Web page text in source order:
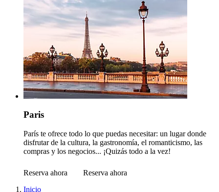
Paris
París te ofrece todo lo que puedas necesitar: un lugar donde
disfrutar de la cultura, la gastronomía, el romanticismo, las
compras y los negocios... ¡Quizás todo a la vez!
Reserva ahora
Reserva ahora
Inicio